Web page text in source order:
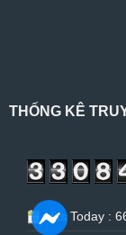
THỐNG KÊ
Hits Today :